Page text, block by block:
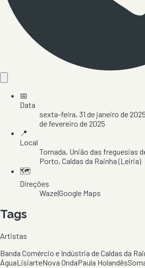
📅
Data
sexta-feira, 31 de janeiro de
de fevereiro de 2025
📍
Local
Tornada, União das freguesias
Porto, Caldas da Rainha(Leiria)
🗺️
Direções
Waze|Google Maps
Tags
Artistas
Banda Comércio e Indústria de Caldas da
ÁguaLisiarteNova OndaPaula Holandês